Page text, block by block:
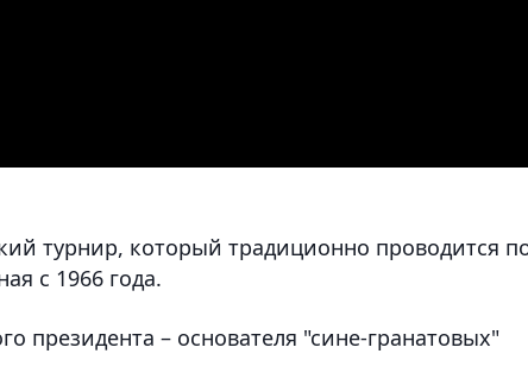
турнир, который традиционно проводится
с 1966 года.
президента – основателя "сине-гранатовых"